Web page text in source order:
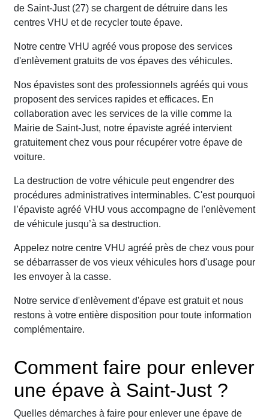
de Saint-Just (27) se chargent de détruire dans les
centres VHU et de recycler toute épave.
Notre centre VHU agréé vous propose des services
d'enlèvement gratuits de vos épaves des véhicules.
Nos épavistes sont des professionnels agréés qui vous
proposent des services rapides et efficaces. En
collaboration avec les services de la ville comme la
Mairie de Saint-Just, notre épaviste agréé intervient
gratuitement chez vous pour récupérer votre épave de
voiture.
La destruction de votre véhicule peut engendrer des
procédures administratives interminables. C'est pourquoi
l’épaviste agréé VHU vous accompagne de l'enlèvement
de véhicule jusqu’à sa destruction.
Appelez notre centre VHU agréé près de chez vous pour
se débarrasser de vos vieux véhicules hors d'usage pour
les envoyer à la casse.
Notre service d'enlèvement d'épave est gratuit et nous
restons à votre entière disposition pour toute information
complémentaire.
Comment faire pour enlever
une épave à Saint-Just ?
Quelles démarches à faire pour enlever une épave de